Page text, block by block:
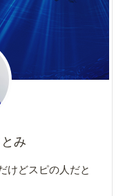
み
けどスピの人だと